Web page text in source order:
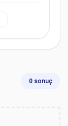
0 sonuç